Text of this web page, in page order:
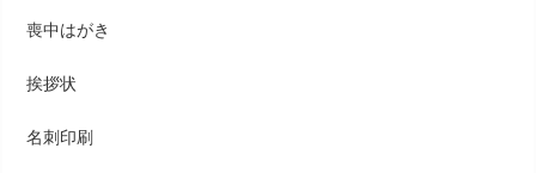
喪中はがき
挨拶状
名刺印刷